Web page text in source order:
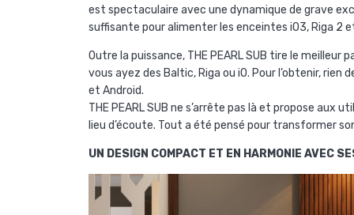
est spectaculaire avec une dynamique de grave
suffisante pour alimenter les enceintes iO3, Riga 2
Outre la puissance, THE PEARL SUB tire le
vous ayez des Baltic, Riga ou iO. Pour l’obtenir,
et Android.
THE PEARL SUB ne s’arrête pas là et propose
lieu d’écoute. Tout a été pensé pour transformer
UN DESIGN COMPACT ET EN HARMONIE AVEC